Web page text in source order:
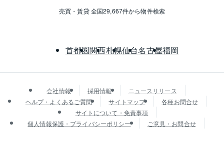
売買・賃貸 全国29,667件から物件検索
首都圏関西札幌仙台名古屋福岡
会社情報 採用情報
ニュースリリース
ヘルプ・よくあるご質問
サイトマップ
各種お問合せ
サイトについて・免責事項
個人情報保護・プライバシーポリシー
ご意見・お問合せ